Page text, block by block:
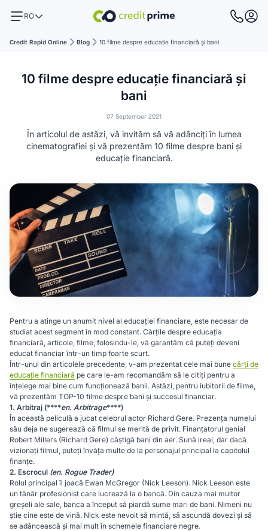
RO
Credit Rapid Online Blog 10 filme despre educație financiară și bani
10 filme despre educație financiară și
bani
07 September 2021
În articolul de astăzi, vă invităm să vă adânciți în lumea
cinematografiei și vă prezentăm 10 filme despre bani și
educație financiară.
Pentru a atinge un anumit nivel al educației financiare, este necesar de
studiat acest segment în mod constant. Cărțile despre educația
financiară, articole, filme, folosindu-le, vă garantăm că puteți deveni
educat financiar într-un timp foarte scurt.
Într-unul din articolele precedente, v-am prezentat cele mai bune cărți de
educație financiară pe care le-am recomandăm să le citiți pentru a
înțelege mai bine cum funcționează banii. Astăzi, pentru iubitorii de filme,
vă prezentăm TOP-10 filme despre bani și succesul financiar.
1. Arbitraj (****en. Arbitrage****)
În această peliculă a jucat celebrul actor Richard Gere. Prezența numelui
său deja ne sugerează că filmul se merită de privit. Finanțatorul genial
Robert Millers (Richard Gere) câștigă bani din aer. Sună ireal, dar dacă
vizionați filmul, puteți învăța multe de la personajul principal la capitolul
finanțe.
2. Escrocul (en. Rogue Trader)
Rolul principal îl joacă Ewan McGregor (Nick Leeson). Nick Leeson este
un tânăr profesionist care lucrează la o bancă. Din cauza mai multor
greșeli ale sale, banca a început să piardă sume mari de bani. Nimeni nu
știe cine este de vină. Nick este nevoit să mintă, să ascundă dovezi și să
se adâncească și mai mult în schemele financiare negre.